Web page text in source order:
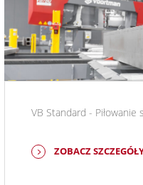
VB Standard -
ZOBACZ